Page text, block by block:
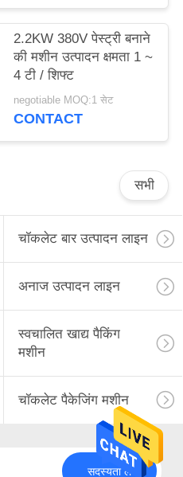
2.2KW 380V पेस्ट्री बनाने
की मशीन उत्पादन क्षमता 1 ~
4 टी / शिफ्ट
negotiable MOQ:1 सेट
CONTACT
सभी
चॉकलेट बार उत्पादन लाइन
अनाज उत्पादन लाइन
स्वचालित खाद्य पैकिंग
मशीन
चॉकलेट पैकेजिंग मशीन
सदस्यता लें